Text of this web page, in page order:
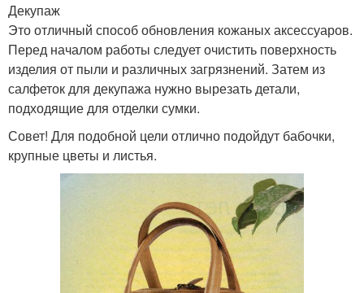
Декупаж
Это отличный способ обновления кожаных аксессуаров.
Перед началом работы следует очистить поверхность
изделия от пыли и различных загрязнений. Затем из
салфеток для декупажа нужно вырезать детали,
подходящие для отделки сумки.
Совет! Для подобной цели отлично подойдут бабочки,
крупные цветы и листья.